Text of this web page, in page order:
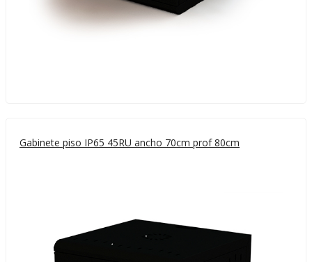
Gabinete piso IP65 45RU ancho 70cm prof 80cm